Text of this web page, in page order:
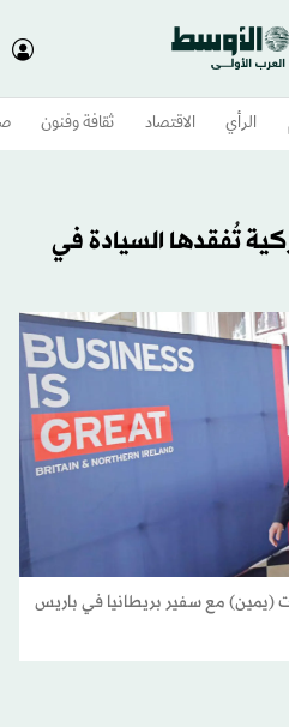
الرأي الاقتصاد ثقافة وفنون
تُفقدها السيادة في
(يمين) مع سفير بريطانيا في باريس